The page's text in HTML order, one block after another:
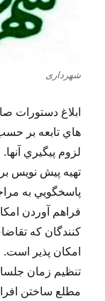
شهرداری
ابلاغ دستورات
هاي تابعه بر
لزوم پيگيري آنها.
تهيه پيش نويس
پاسخگويي به
فراهم آوردن
كنندگان كه
امكان پذير است.
تنظيم زمان
مطلع ساختن